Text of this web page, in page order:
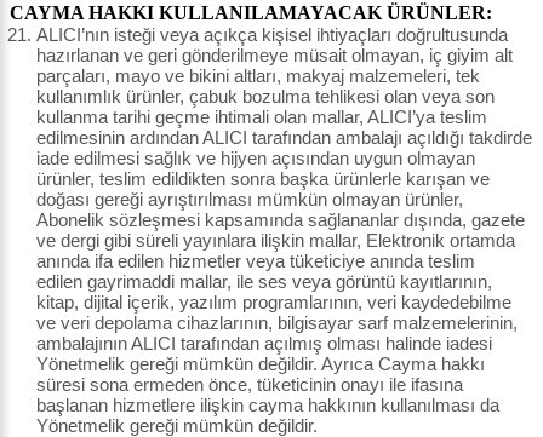
CAYMA HAKKI KULLANILAMAYACAK ÜRÜNLER:
ALICI’nın isteği veya açıkça kişisel ihtiyaçları doğrultusunda
hazırlanan ve geri gönderilmeye müsait olmayan, iç giyim alt
parçaları, mayo ve bikini altları, makyaj malzemeleri, tek
kullanımlık ürünler, çabuk bozulma tehlikesi olan veya son
kullanma tarihi geçme ihtimali olan mallar, ALICI’ya teslim
edilmesinin ardından ALICI tarafından ambalajı açıldığı takdirde
iade edilmesi sağlık ve hijyen açısından uygun olmayan
ürünler, teslim edildikten sonra başka ürünlerle karışan ve
doğası gereği ayrıştırılması mümkün olmayan ürünler,
Abonelik sözleşmesi kapsamında sağlananlar dışında, gazete
ve dergi gibi süreli yayınlara ilişkin mallar, Elektronik ortamda
anında ifa edilen hizmetler veya tüketiciye anında teslim
edilen gayrimaddi mallar, ile ses veya görüntü kayıtlarının,
kitap, dijital içerik, yazılım programlarının, veri kaydedebilme
ve veri depolama cihazlarının, bilgisayar sarf malzemelerinin,
ambalajının ALICI tarafından açılmış olması halinde iadesi
Yönetmelik gereği mümkün değildir. Ayrıca Cayma hakkı
süresi sona ermeden önce, tüketicinin onayı ile ifasına
başlanan hizmetlere ilişkin cayma hakkının kullanılması da
Yönetmelik gereği mümkün değildir.